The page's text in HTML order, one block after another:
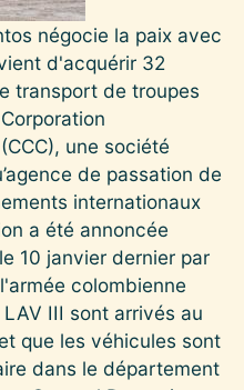
négocie la paix avec
d'acquérir 32
transport de troupes
une société
de passation de
internationaux
a été annoncée
10 janvier dernier par
colombienne
III sont arrivés au
que les véhicules sont
dans le département